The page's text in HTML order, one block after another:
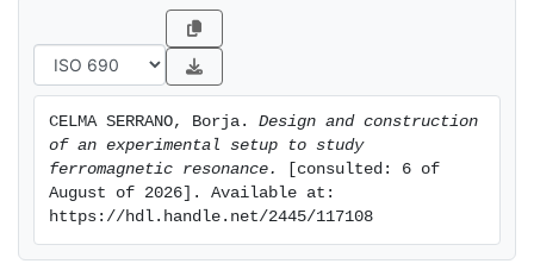
CELMA SERRANO, Borja. Design and construction
of an experimental setup to study
ferromagnetic resonance.
[consulted: 6 of
August of 2026]. Available at:
https://hdl.handle.net/2445/117108